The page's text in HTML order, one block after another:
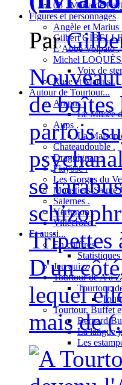
08 . Maria de
Figures et personnages
Angèle et Marius
Gilbert
L’Abbé Volpato .
Michel
Voix de
Rose et Marius .
Autour de Tourtour...
Ampus .
Le Musée
Aups .
La Maison
Chateaudouble .
Draguignan .
Flayosc .
Les Gorges du
Moustiers-Sainte
Salernes .
Vérignon .
Villecroze .
Et aussi...
En chiffres
Jeu quizz
Tourtour de A à Z
Tourtour,
Tourtour, Buffet
Bernard
La langue
Les
Par
de
parfois
se
Tripettes
D'un
lequel
mais de